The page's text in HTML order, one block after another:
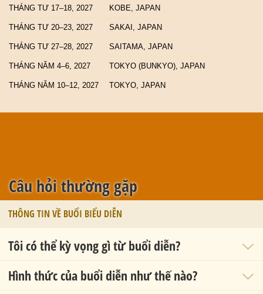
THÁNG TƯ 17–18, 2027 KOBE, JAPAN
THÁNG TƯ 20–23, 2027 SAKAI, JAPAN
THÁNG TƯ 27–28, 2027 SAITAMA, JAPAN
THÁNG NĂM 4–6, 2027 TOKYO (BUNKYO), JAPAN
THÁNG NĂM 10–12, 2027 TOKYO, JAPAN
Câu hỏi thường gặp
THÔNG TIN VỀ BUỔI BIỂU DIỄN
Tôi có thể kỳ vọng gì từ buổi diễn?
Hình thức của buổi diễn như thế nào?